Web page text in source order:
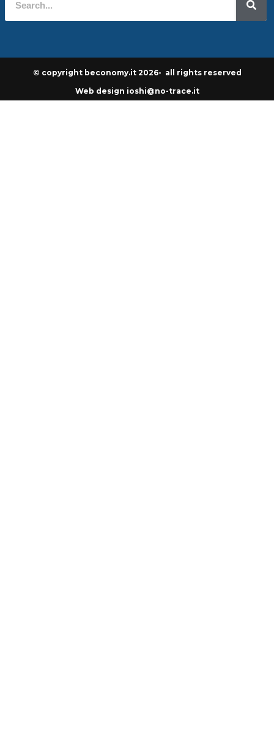
© copyright beconomy.it 2026- all rights reserved
Web design ioshi@no-trace.it